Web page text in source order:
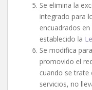
Se elimina la
integrado para
encuadrados
establecido la
Se modifica
promovido el
cuando se trate
servicios, no